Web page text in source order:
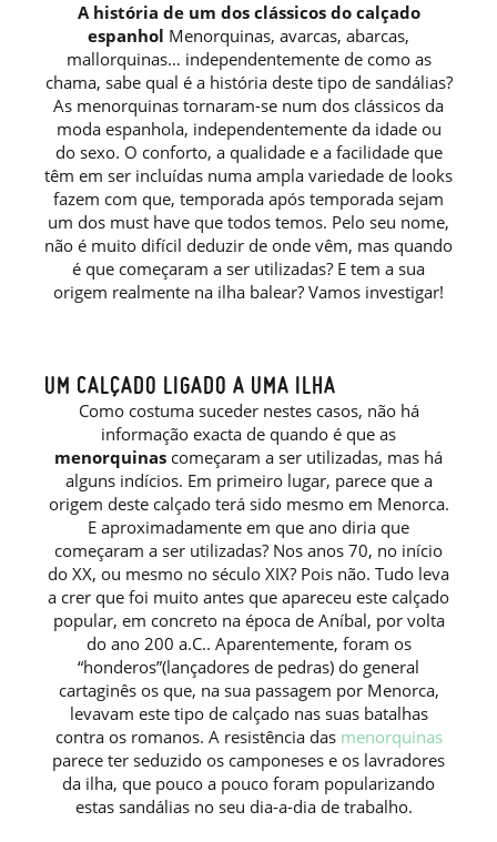
A história de um dos clássicos do calçado
espanhol Menorquinas, avarcas, abarcas,
mallorquinas… independentemente de como as
chama, sabe qual é a história deste tipo de sandálias?
As menorquinas tornaram-se num dos clássicos da
moda espanhola, independentemente da idade ou
do sexo. O conforto, a qualidade e a facilidade que
têm em ser incluídas numa ampla variedade de looks
fazem com que, temporada após temporada sejam
um dos must have que todos temos. Pelo seu nome,
não é muito difícil deduzir de onde vêm, mas quando
é que começaram a ser utilizadas? E tem a sua
origem realmente na ilha balear? Vamos investigar!
UM CALÇADO LIGADO A UMA ILHA
Como costuma suceder nestes casos, não há
informação exacta de quando é que as
menorquinas começaram a ser utilizadas, mas há
alguns indícios. Em primeiro lugar, parece que a
origem deste calçado terá sido mesmo em Menorca.
E aproximadamente em que ano diria que
começaram a ser utilizadas? Nos anos 70, no início
do XX, ou mesmo no século XIX? Pois não. Tudo leva
a crer que foi muito antes que apareceu este calçado
popular, em concreto na época de Aníbal, por volta
do ano 200 a.C.. Aparentemente, foram os
“honderos”(lançadores de pedras) do general
cartaginês os que, na sua passagem por Menorca,
levavam este tipo de calçado nas suas batalhas
contra os romanos. A resistência das menorquinas
parece ter seduzido os camponeses e os lavradores
da ilha, que pouco a pouco foram popularizando
estas sandálias no seu dia-a-dia de trabalho.